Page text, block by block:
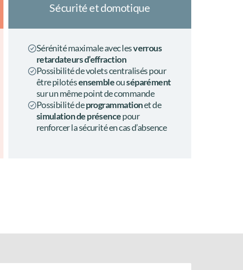
Sécurité et domotique
Sérénité maximale avec lesverrous
retardateurs d’effraction
Possibilité de volets centralisés pour
être pilotésensembleouséparément
sur un même point de commande
Possibilité deprogrammationet de
simulation de présencepour
renforcer la sécurité en cas d’absence